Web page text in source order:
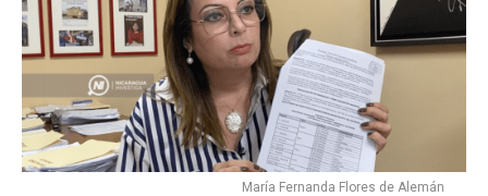
María Fernanda Flores de Alemán